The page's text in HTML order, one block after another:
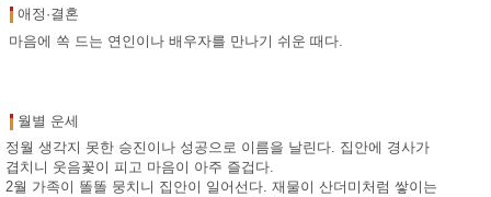
애정·결혼
마음에 쏙 드는 연인이나 배우자를 만나기 쉬운 때다.
월별 운세
정월 생각지 못한 승진이나 성공으로 이름을 날린다. 집안에 경사가
겹치니 웃음꽃이 피고 마음이 아주 즐겁다.
2월 가족이 똘똘 뭉치니 집안이 일어선다. 재물이 산더미처럼 쌓이는